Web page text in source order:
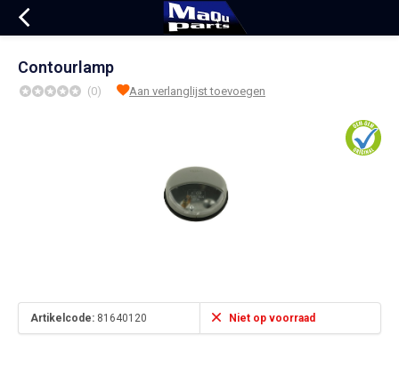
Contourlamp
(0) Aan verlanglijst toevoegen
Artikelcode: 81640120 Niet op voorraad